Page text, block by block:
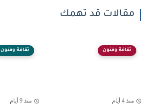
مقالات قد تهمك
ثقافة وفنون
منذ 4 أيام
ثقافة وفنون
منذ 9 أيام